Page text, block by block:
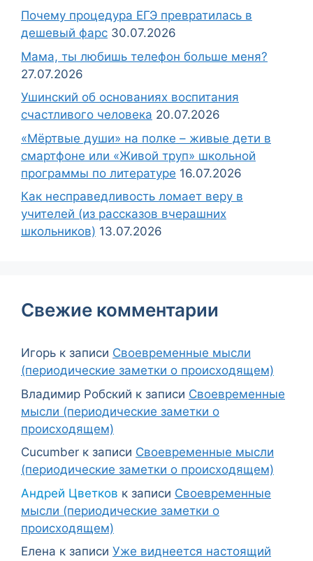
Почему процедура ЕГЭ превратилась в
дешевый фарс 30.07.2026
Мама, ты любишь телефон больше меня?
27.07.2026
Ушинский об основаниях воспитания
счастливого человека 20.07.2026
«Мёртвые души» на полке – живые дети в
смартфоне или «Живой труп» школьной
программы по литературе 16.07.2026
Как несправедливость ломает веру в
учителей (из рассказов вчерашних
школьников) 13.07.2026
Свежие комментарии
Игорь к записи Своевременные мысли
(периодические заметки о происходящем)
Владимир Робский к записи Своевременные
мысли (периодические заметки о
происходящем)
Cucumber к записи Своевременные мысли
(периодические заметки о происходящем)
Андрей Цветков к записи Своевременные
мысли (периодические заметки о
происходящем)
Елена к записи Уже виднеется настоящий